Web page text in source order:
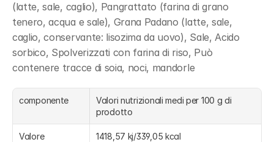
(latte, sale, caglio), Pangrattato (farina di grano
tenero, acqua e sale), Grana Padano (latte, sale,
caglio, conservante: lisozima da uovo), Sale, Acido
sorbico, Spolverizzati con farina di riso, Può
contenere tracce di soia, noci, mandorle
componente
Valori nutrizionali medi per 100 g di
prodotto
Valore
1418,57 kj/339,05 kcal